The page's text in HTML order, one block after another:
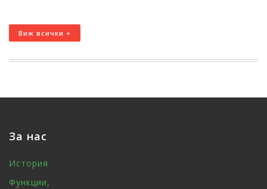
Виж всички +
За нас
История
Функции,